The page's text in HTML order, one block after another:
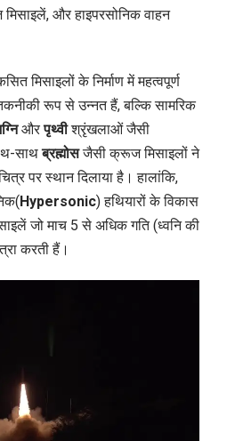
और हाइपरसोनिक वाहन
मिसाइलों के निर्माण में महत्वपूर्ण
रूप से उन्नत हैं, बल्कि सामरिक
औरपृथ्वीश्रृंखलाओं जैसी
साथब्रह्मोसजैसी क्रूज मिसाइलों ने
पर स्थान दिलाया है। हालांकि,
Hypersonic) हथियारों के विकास
जो माच 5 से अधिक गति (ध्वनि की
करती हैं।